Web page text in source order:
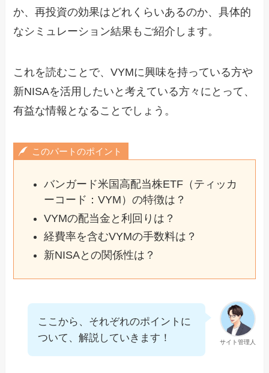
か、再投資の効果はどれくらいあるのか、具体的
なシミュレーション結果もご紹介します。
これを読むことで、VYMに興味を持っている方や
新NISAを活用したいと考えている方々にとって、
有益な情報となることでしょう。
このパートのポイント
バンガード米国高配当株ETF（ティッカ
ーコード：VYM）の特徴は？
VYMの配当金と利回りは？
経費率を含むVYMの手数料は？
新NISAとの関係性は？
サイト管理人
ここから、それぞれのポイントに
ついて、解説していきます！